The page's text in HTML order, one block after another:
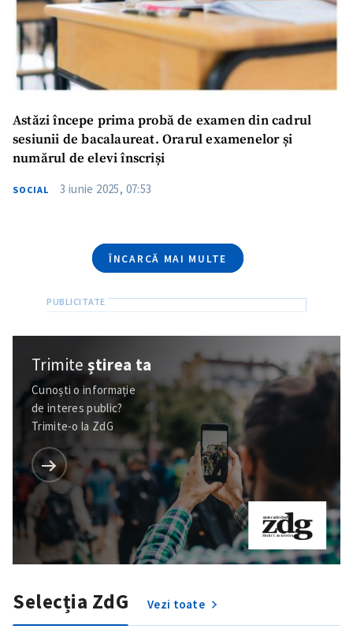
Astăzi începe prima probă de examen din cadrul
sesiunii de bacalaureat. Orarul examenelor și
numărul de elevi înscriși
SOCIAL 3 iunie 2025, 07:53
ÎNCARCĂ MAI MULTE
Trimiteștirea ta
Cunoști o informație
de interes public?
Trimite-o la ZdG
Selecția ZdG Vezi toate
Email+ Emailul meu
acord cu politica de
confidențialitate
TRIMITE ȘTIREA